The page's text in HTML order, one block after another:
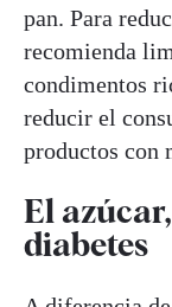
pan. Para
recomienda
condimentos
reducir el
productos con
El
diabetes